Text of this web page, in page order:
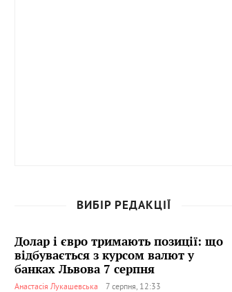
ВИБІР РЕДАКЦІЇ
Долар і євро тримають позиції: що
відбувається з курсом валют у
банках Львова 7 серпня
Анастасія Лукашевська
7 серпня, 12:33